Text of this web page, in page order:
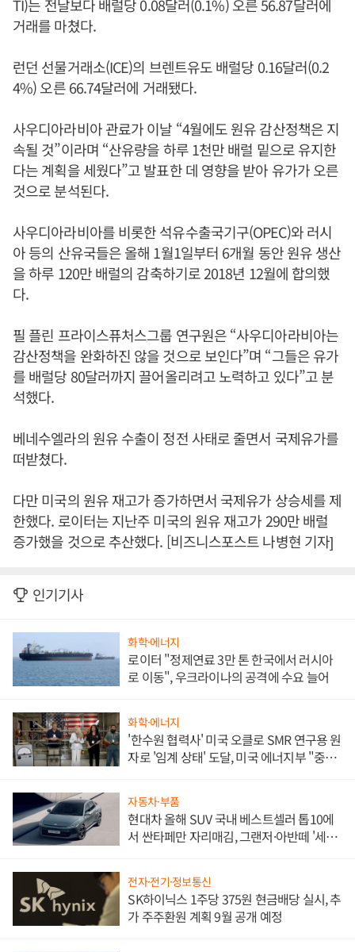
TI)는 전날보다 배럴당 0.08달러(0.1%) 오른 56.87달러에
거래를 마쳤다.
런던 선물거래소(ICE)의 브렌트유도 배럴당 0.16달러(0.2
4%) 오른 66.74달러에 거래됐다.
사우디아라비아 관료가 이날 “4월에도 원유 감산정책은 지
속될 것”이라며 “산유량을 하루 1천만 배럴 밑으로 유지한
다는 계획을 세웠다”고 발표한 데 영향을 받아 유가가 오른
것으로 분석된다.
사우디아라비아를 비롯한 석유수출국기구(OPEC)와 러시
아 등의 산유국들은 올해 1월1일부터 6개월 동안 원유 생산
을 하루 120만 배럴의 감축하기로 2018년 12월에 합의했
다.
필 플린 프라이스퓨처스그룹 연구원은 “사우디아라비아는
감산정책을 완화하진 않을 것으로 보인다”며 “그들은 유가
를 배럴당 80달러까지 끌어올리려고 노력하고 있다”고 분
석했다.
베네수엘라의 원유 수출이 정전 사태로 줄면서 국제유가를
떠받쳤다.
다만 미국의 원유 재고가 증가하면서 국제유가 상승세를 제
한했다. 로이터는 지난주 미국의 원유 재고가 290만 배럴
증가했을 것으로 추산했다. [비즈니스포스트 나병현 기자]
인기기사
화학·에너지
로이터 "정제연료 3만 톤 한국에서 러시아
로 이동", 우크라이나의 공격에 수요 늘어
화학·에너지
'한수원 협력사' 미국 오클로 SMR 연구용 원
자로 '임계 상태' 도달, 미국 에너지부 "중요
자동차·부품
현대차 올해 SUV 국내 베스트셀러 톱10에
서 싼타페만 자리매김, 그랜저·아반떼 '세단
전자·전기·정보통신
SK하이닉스 1주당 375원 현금배당 실시, 추
가 주주환원 계획 9월 공개 예정